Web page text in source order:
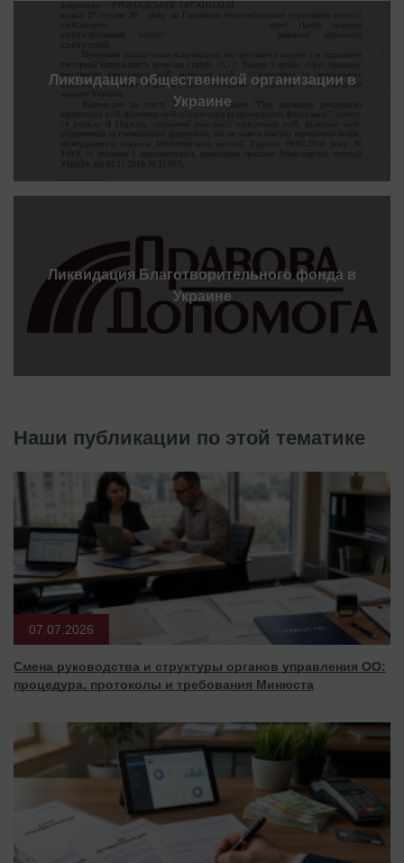
Ликвидация общественной организации в
Украине
Ликвидация Благотворительного фонда в
Украине
Наши публикации по этой тематике
07.07.2026
Смена руководства и структуры органов управления ОО:
процедура, протоколы и требования Минюста